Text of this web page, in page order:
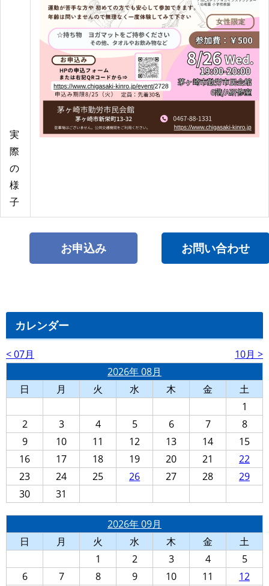
実
際
の
様
子
お申込み お問い合わせ
カレンダー
< 07月
10月 >
2026年 08月
日
月 火 水 木 金
土
1
2
3 4 5 6 7
8
9
10 11 12 13 14
15
16
17 18 19 20 21
22
23
24 25 26 27 28
29
30
31
2026年 09月
日
月 火 水 木 金
土
1
2 3 4
5
6
7 8 9 10 11
12